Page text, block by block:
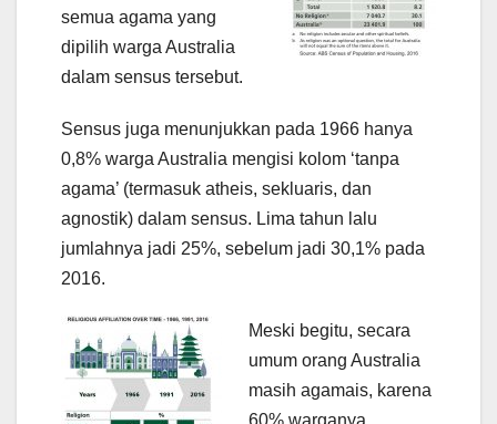
semua agama yang
dipilih warga Australia
dalam sensus tersebut.
Sensus juga menunjukkan pada 1966 hanya
0,8% warga Australia mengisi kolom ‘tanpa
agama’ (termasuk atheis, sekluaris, dan
agnostik) dalam sensus. Lima tahun lalu
jumlahnya jadi 25%, sebelum jadi 30,1% pada
2016.
Meski begitu, secara
umum orang Australia
masih agamais, karena
60% warganya